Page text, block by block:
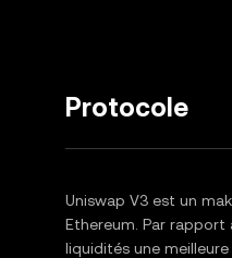
Protocole
Uniswap V3 est un
Ethereum. Par
liquidités une